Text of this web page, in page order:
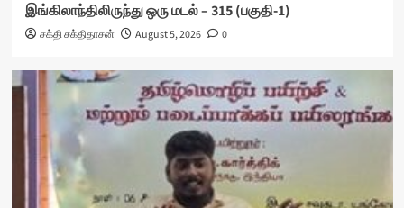
இங்கிலாந்திலிருந்து ஒரு மடல் – 315 (பகுதி-1)
சக்தி சக்திதாசன் August 5, 2026 0